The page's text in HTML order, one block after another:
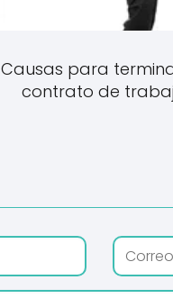
Causas para
contrato de